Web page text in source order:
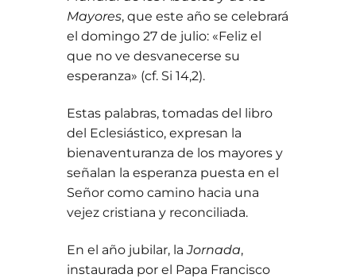
Mayores, que este año se celebrará
el domingo 27 de julio: «Feliz el
que no ve desvanecerse su
esperanza» (cf. Si 14,2).
Estas palabras, tomadas del libro
del Eclesiástico, expresan la
bienaventuranza de los mayores y
señalan la esperanza puesta en el
Señor como camino hacia una
vejez cristiana y reconciliada.
En el año jubilar, laJornada,
instaurada por el Papa Francisco